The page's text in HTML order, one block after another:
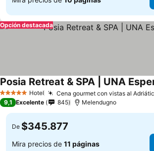
Opción destacada
5 Estrellas Hotel Cena gourmet con vistas al
Posia Retreat & SPA | UNA
9,1 Excelente 845 Melendugno
De $345.877
Mira precios de 11 páginas